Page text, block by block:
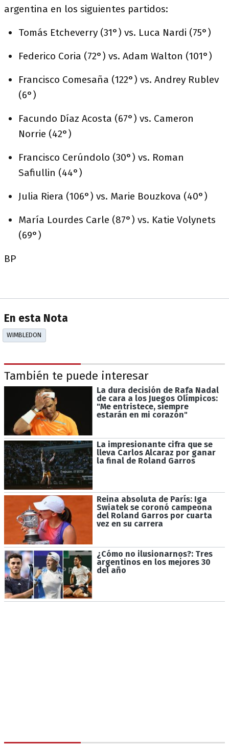
argentina en los siguientes partidos:
Tomás Etcheverry (31°) vs. Luca Nardi (75°)
Federico Coria (72°) vs. Adam Walton (101°)
Francisco Comesaña (122°) vs. Andrey Rublev
(6°)
Facundo Díaz Acosta (67°) vs. Cameron
Norrie (42°)
Francisco Cerúndolo (30°) vs. Roman
Safiullin (44°)
Julia Riera (106°) vs. Marie Bouzkova (40°)
María Lourdes Carle (87°) vs. Katie Volynets
(69°)
BP
En esta Nota
WIMBLEDON
También te puede interesar
La dura decisión de Rafa Nadal
de cara a los Juegos Olímpicos:
"Me entristece, siempre
estarán en mi corazón"
La impresionante cifra que se
lleva Carlos Alcaraz por ganar
la final de Roland Garros
Reina absoluta de París: Iga
Swiatek se coronó campeona
del Roland Garros por cuarta
vez en su carrera
¿Cómo no ilusionarnos?: Tres
argentinos en los mejores 30
del año